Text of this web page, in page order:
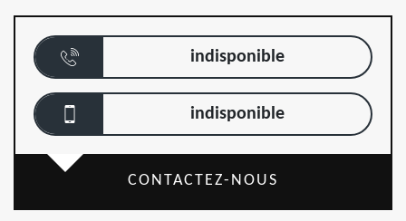
indisponible
indisponible
CONTACTEZ-NOUS